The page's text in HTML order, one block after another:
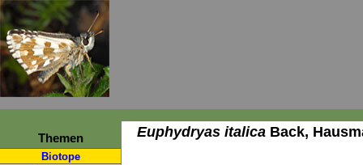
Themen
Biotope
Euphydryas italica Back,